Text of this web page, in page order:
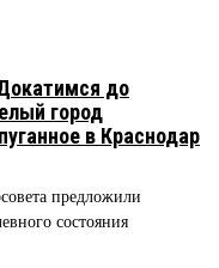
до
город
в Краснодар
предложили
состояния